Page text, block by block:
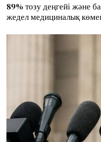
89% тозу деңгейі және
жедел медициналық